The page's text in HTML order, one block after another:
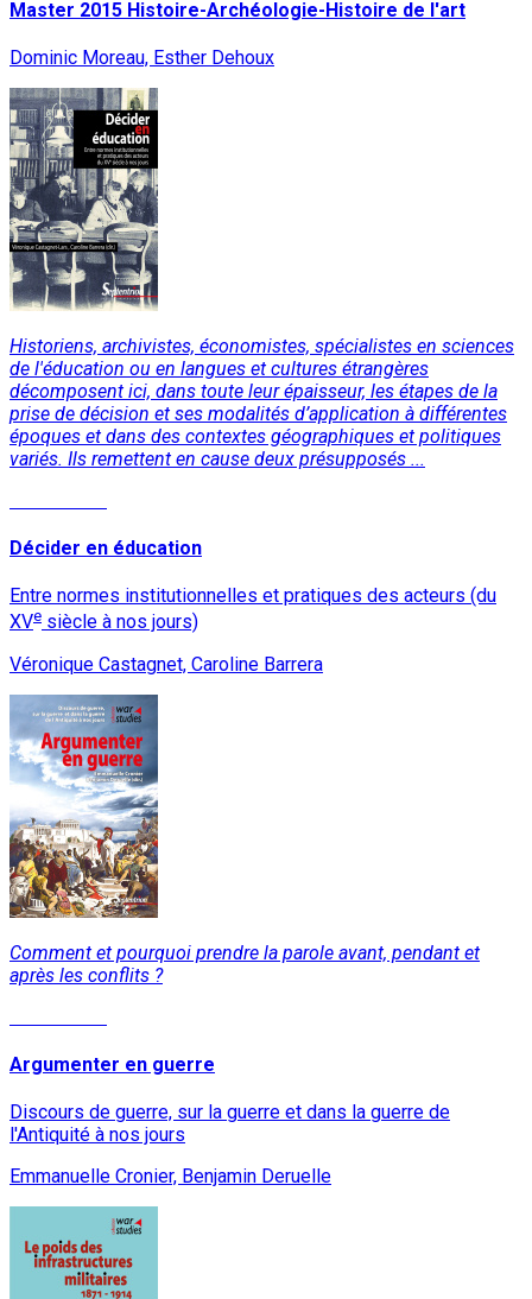
Master 2015 Histoire-Archéologie-Histoire de l'art
Dominic Moreau, Esther Dehoux
Historiens, archivistes, économistes, spécialistes en sciences
de l'éducation ou en langues et cultures étrangères
décomposent ici, dans toute leur épaisseur, les étapes de la
prise de décision et ses modalités d’application à différentes
époques et dans des contextes géographiques et politiques
variés. Ils remettent en cause deux présupposés ...
Décider en éducation
Entre normes institutionnelles et pratiques des acteurs (du
XVe siècle à nos jours)
Véronique Castagnet, Caroline Barrera
Comment et pourquoi prendre la parole avant, pendant et
après les conflits ?
Argumenter en guerre
Discours de guerre, sur la guerre et dans la guerre de
l'Antiquité à nos jours
Emmanuelle Cronier, Benjamin Deruelle